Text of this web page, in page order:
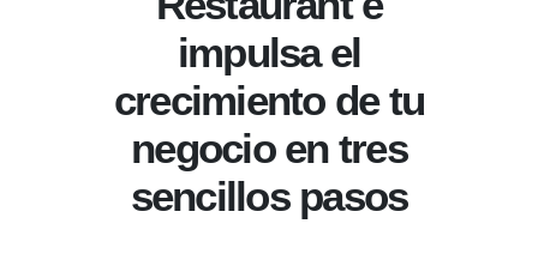
impulsa el
crecimiento de tu
negocio en tres
sencillos pasos